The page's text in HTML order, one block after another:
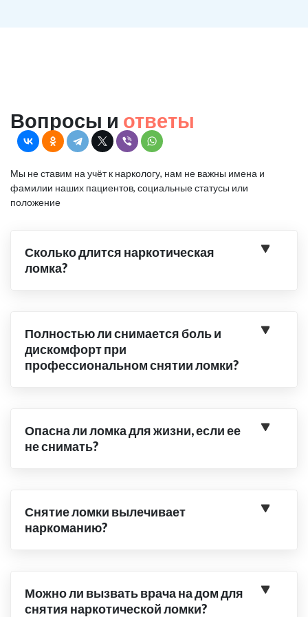
Вопросы и ответы
Мы не ставим на учёт к наркологу, нам не важны имена и
фамилии наших пациентов, социальные статусы или
положение
Сколько длится наркотическая
ломка?
Полностью ли снимается боль и
дискомфорт при
профессиональном снятии ломки?
Опасна ли ломка для жизни, если ее
не снимать?
Снятие ломки вылечивает
наркоманию?
Можно ли вызвать врача на дом для
снятия наркотической ломки?